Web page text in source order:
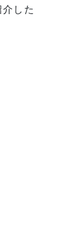
した